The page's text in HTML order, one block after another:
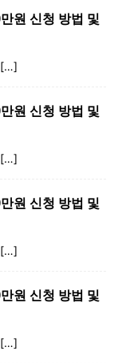
원 신청 방법 및
[…]
원 신청 방법 및
[…]
원 신청 방법 및
[…]
원 신청 방법 및
[…]